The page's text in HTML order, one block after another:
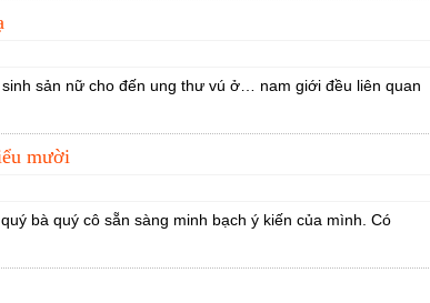
sản nữ cho đến ung thư vú ở… nam giới đều liên quan
mười
bà quý cô sẵn sàng minh bạch ý kiến của mình. Có